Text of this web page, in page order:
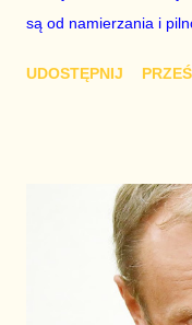
są od namierzania i
okłamywanie opinii
swoją pozycję w
jasne jest, że nie zrobi
będzie. Ci sami ludzie
rządu Marcina
UDOSTĘPNIJ